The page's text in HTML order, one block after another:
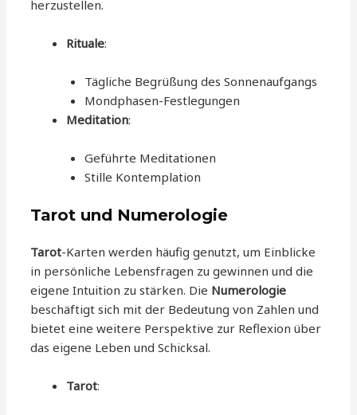
herzustellen.
Rituale:
Tägliche Begrüßung des Sonnenaufgangs
Mondphasen-Festlegungen
Meditation:
Geführte Meditationen
Stille Kontemplation
Tarot und Numerologie
Tarot-Karten werden häufig genutzt, um Einblicke
in persönliche Lebensfragen zu gewinnen und die
eigene Intuition zu stärken. Die Numerologie
beschäftigt sich mit der Bedeutung von Zahlen und
bietet eine weitere Perspektive zur Reflexion über
das eigene Leben und Schicksal.
Tarot: